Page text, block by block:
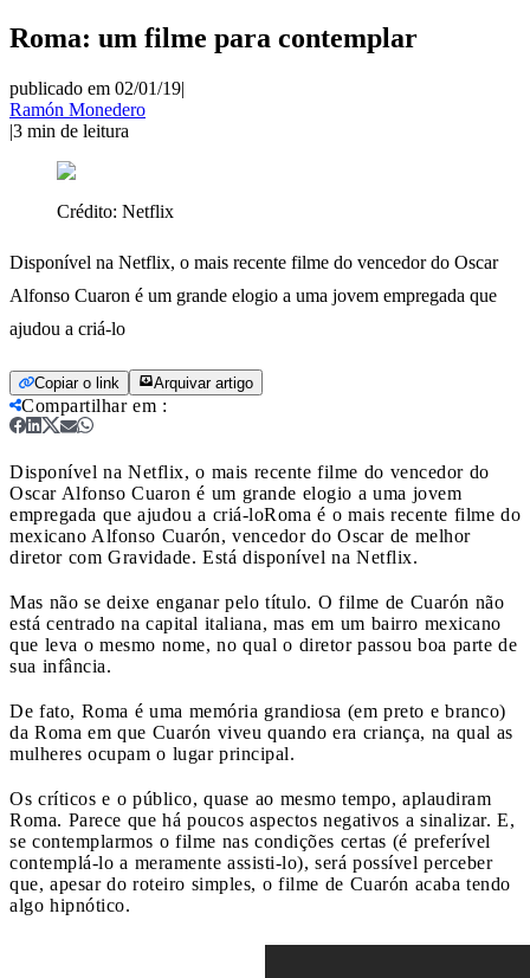
Roma: um filme para contemplar
publicado em 02/01/19|
Ramón Monedero
|3 min de leitura
Crédito: Netflix
Disponível na Netflix, o mais recente filme do vencedor do Oscar
Alfonso Cuaron é um grande elogio a uma jovem empregada que
ajudou a criá-lo
Copiar o link Arquivar artigo
Compartilhar em :
Disponível na Netflix, o mais recente filme do vencedor do
Oscar Alfonso Cuaron é um grande elogio a uma jovem
empregada que ajudou a criá-loRoma é o mais recente filme do
mexicano Alfonso Cuarón, vencedor do Oscar de melhor
diretor com Gravidade. Está disponível na Netflix.
Mas não se deixe enganar pelo título. O filme de Cuarón não
está centrado na capital italiana, mas em um bairro mexicano
que leva o mesmo nome, no qual o diretor passou boa parte de
sua infância.
De fato, Roma é uma memória grandiosa (em preto e branco)
da Roma em que Cuarón viveu quando era criança, na qual as
mulheres ocupam o lugar principal.
Os críticos e o público, quase ao mesmo tempo, aplaudiram
Roma. Parece que há poucos aspectos negativos a sinalizar. E,
se contemplarmos o filme nas condições certas (é preferível
contemplá-lo a meramente assisti-lo), será possível perceber
que, apesar do roteiro simples, o filme de Cuarón acaba tendo
algo hipnótico.